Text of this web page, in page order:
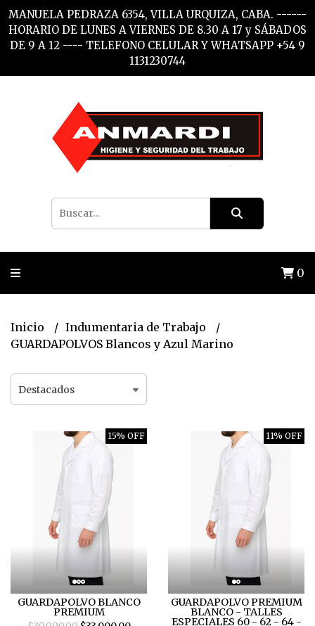
MANUELA PEDRAZA 6354, VILLA URQUIZA, CABA. ------
HORARIO DE LUNES A VIERNES DE 8.30 A 17 y SÁBADOS
DE 9 A 12 ---- TELEFONO CELULAR Y WHATSAPP +54 9
1131230744
0
Inicio
Indumentaria de Trabajo
GUARDAPOLVOS Blancos y Azul Marino
15% OFF
GUARDAPOLVO BLANCO
PREMIUM
11% OFF
GUARDAPOLVO PREMIUM
BLANCO - TALLES
ESPECIALES 60 - 62 - 64 -